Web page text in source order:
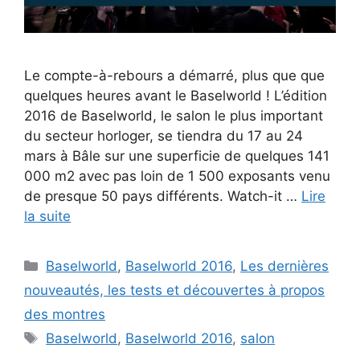
Le compte-à-rebours a démarré, plus que que
quelques heures avant le Baselworld ! L’édition
2016 de Baselworld, le salon le plus important
du secteur horloger, se tiendra du 17 au 24
mars à Bâle sur une superficie de quelques 141
000 m2 avec pas loin de 1 500 exposants venu
de presque 50 pays différents. Watch-it … Lire
la suite
Catégories
Baselworld, Baselworld 2016, Les dernières
nouveautés, les tests et découvertes à propos
des montres
Étiquettes
Baselworld, Baselworld 2016, salon